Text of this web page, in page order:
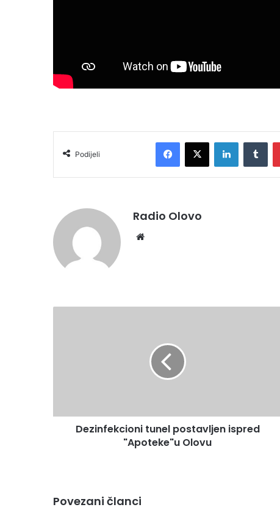
Podijeli
Facebook
X LinkedIn
Radio Olovo
Dezinfekcioni tunel postavljen ispred
"Apoteke"u Olovu
Povezani članci